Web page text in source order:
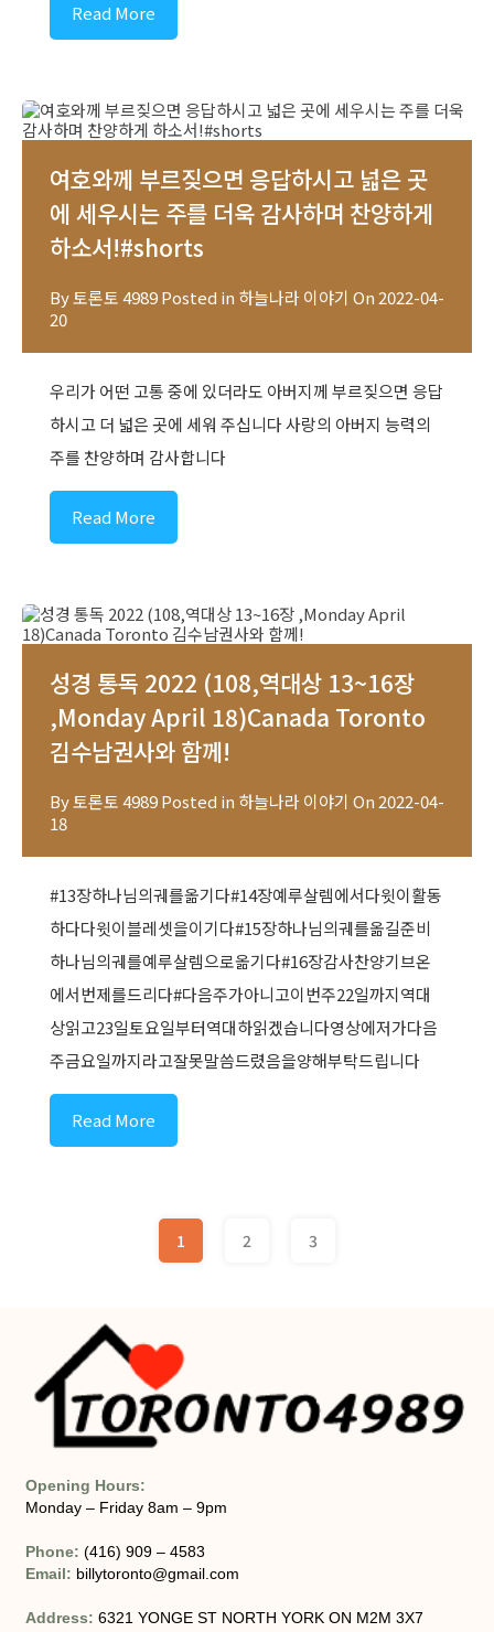
Read More
여호와께 부르짖으면 응답하시고 넓은 곳
에 세우시는 주를 더욱 감사하며 찬양하게
하소서!#shorts
By토론토 4989Posted in 하늘나라 이야기 On2022-04-
20
우리가 어떤 고통 중에 있더라도 아버지께 부르짖으면 응답
하시고 더 넓은 곳에 세워 주십니다 사랑의 아버지 능력의
주를 찬양하며 감사합니다
Read More
성경 통독 2022 (108,역대상 13~16장
,Monday April 18)Canada Toronto
김수남권사와 함께!
By토론토 4989Posted in 하늘나라 이야기 On2022-04-
18
#13장하나님의궤를옮기다#14장예루살렘에서다윗이활동
하다다윗이블레셋을이기다#15장하나님의궤를옮길준비
하나님의궤를예루살렘으로옮기다#16장감사찬양기브온
에서번제를드리다#다음주가아니고이번주22일까지역대
상읽고23일토요일부터역대하읽겠습니다영상에저가다음
주금요일까지라고잘못말씀드렸음을양해부탁드립니다
Read More
1 2 3
Opening Hours:
Monday – Friday 8am – 9pm
Phone:(416) 909 – 4583
Email: billytoronto@gmail.com
Address: 6321 YONGE ST NORTH YORK ON M2M 3X7